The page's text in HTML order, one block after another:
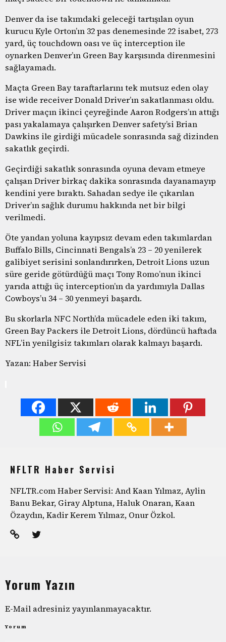
Denver da ise takımdaki geleceği tartışılan oyun
kurucu Kyle Orton’ın 32 pas denemesinde 22 isabet, 273
yard, üç touchdown oası ve üç interception ile
oynarken Denver’ın Green Bay karşısında direnmesini
sağlayamadı.
Maçta Green Bay taraftarlarını tek mutsuz eden olay
ise wide receiver Donald Driver’ın sakatlanması oldu.
Driver maçın ikinci çeyreğinde Aaron Rodgers’ın attığı
pası yakalamaya çalışırken Denver safety’si Brian
Dawkins ile girdiği mücadele sonrasında sağ dizinden
sakatlık geçirdi.
Geçirdiği sakatlık sonrasında oyuna devam etmeye
çalışan Driver birkaç dakika sonrasında dayanamayıp
kendini yere bıraktı. Sahadan sedye ile çıkarılan
Driver’ın sağlık durumu hakkında net bir bilgi
verilmedi.
Öte yandan yoluna kayıpsız devam eden takımlardan
Buffalo Bills, Cincinnati Bengals’a 23 – 20 yenilerek
galibiyet serisini sonlandırırken, Detroit Lions uzun
süre geride götürdüğü maçı Tony Romo’nun ikinci
yarıda attığı üç interception’ın da yardımıyla Dallas
Cowboys’u 34 – 30 yenmeyi başardı.
Bu skorlarla NFC North’da mücadele eden iki takım,
Green Bay Packers ile Detroit Lions, dördüncü haftada
NFL’in yenilgisiz takımları olarak kalmayı başardı.
Yazan: Haber Servisi
NFLTR Haber Servisi
NFLTR.com Haber Servisi: And Kaan Yılmaz, Aylin
Banu Bekar, Giray Alptuna, Haluk Onaran, Kaan
Özaydın, Kadir Kerem Yılmaz, Onur Özkol.
Yorum Yazın
E-Mail adresiniz yayınlanmayacaktır.
Yorum